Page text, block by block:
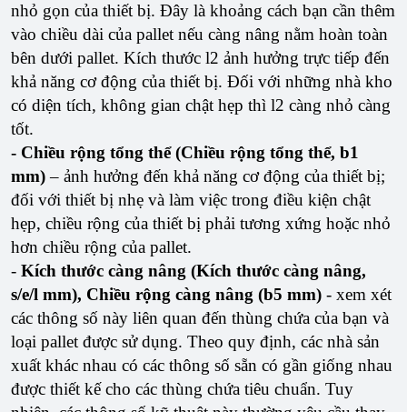
nhỏ gọn của thiết bị. Đây là khoảng cách bạn cần thêm
vào chiều dài của pallet nếu càng nâng nằm hoàn toàn
bên dưới pallet. Kích thước l2 ảnh hưởng trực tiếp đến
khả năng cơ động của thiết bị. Đối với những nhà kho
có diện tích, không gian chật hẹp thì l2 càng nhỏ càng
tốt.
- Chiều rộng tổng thể (Chiều rộng tổng thể, b1
mm)– ảnh hưởng đến khả năng cơ động của thiết bị;
đối với thiết bị nhẹ và làm việc trong điều kiện chật
hẹp, chiều rộng của thiết bị phải tương xứng hoặc nhỏ
hơn chiều rộng của pallet.
- Kích thước càng nâng (Kích thước càng nâng,
s/e/l mm), Chiều rộng càng nâng (b5 mm) - xem xét
các thông số này liên quan đến thùng chứa của bạn và
loại pallet được sử dụng. Theo quy định, các nhà sản
xuất khác nhau có các thông số sẵn có gần giống nhau
được thiết kế cho các thùng chứa tiêu chuẩn. Tuy